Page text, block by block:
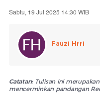
Sabtu, 19 Jul 2025 14:30 WIB
Fauzi Hrri
Catatan:Tulisan ini
mencerminkan pandangan